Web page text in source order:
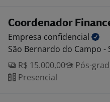
Coordenador
Empresa confidencial
São Bernardo do Campo -
R$ 15.000,00
Pós-
Presencial